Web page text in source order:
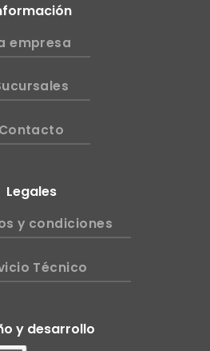
empresa
Contacto
Legales
y condiciones
Técnico
y desarrollo